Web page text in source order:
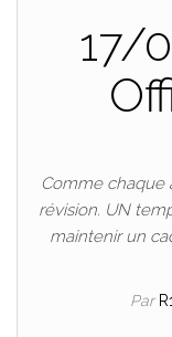
17/
Comme chaque
révision. UN
maintenir un
Par